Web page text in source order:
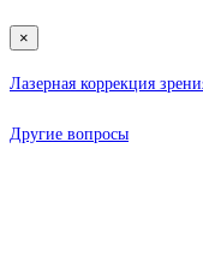
×
Лазерная коррекция
Другие вопросы